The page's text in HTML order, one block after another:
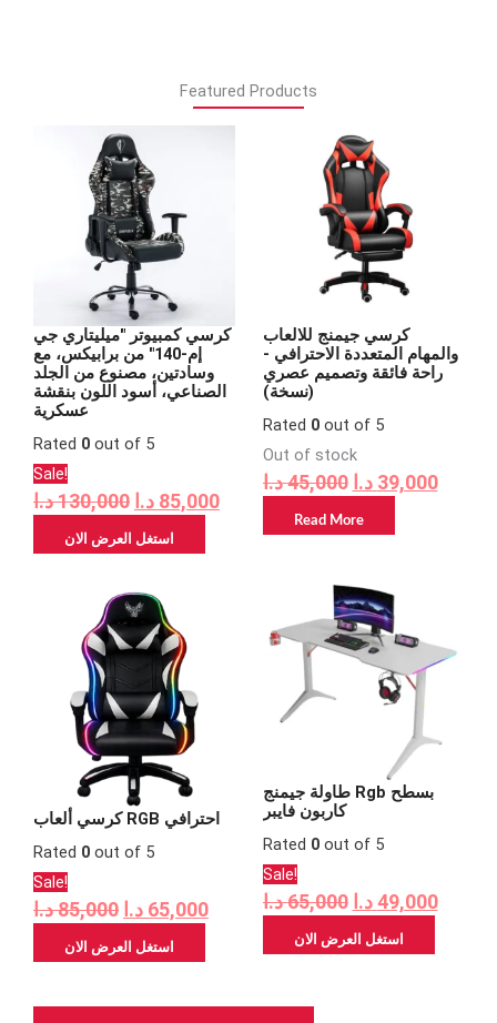
Featured Products
كرسي كمبيوتر "ميليتاري جي
إم-140" من برابيكس، مع
وسادتين، مصنوع من الجلد
الصناعي، أسود اللون بنقشة
عسكرية
Rated 0 out of 5
Sale!
130,000د.ا
Original
price
was:
85,000 د.ا
استغل العرض الان
كرسي جيمنج للالعاب
والمهام المتعددة الاحترافي -
راحة فائقة وتصميم عصري
(نسخة)
Rated 0out of 5
Out of stock
45,000د.ا
Original
price
was:
39,000 د.ا
Read More
كرسي ألعاب RGB احترافي
Rated 0 out of 5
Sale!
85,000د.ا
Original
price
was:
65,000 د.ا
استغل العرض الان
طاولة جيمنج Rgb بسطح
كاربون فايبر
Rated 0out of 5
Sale!
65,000د.ا
Original
price
was:
65,000 د.ا.
49,000 د.ا
استغل العرض الان